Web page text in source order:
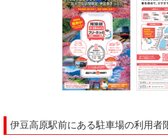
伊豆高原駅前にある駐車場の利用者